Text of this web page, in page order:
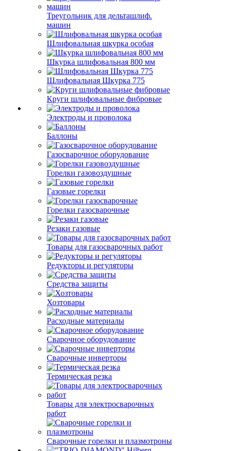
Треугольник для дельташлиф.
машин
Шлифовальная шкурка особая
Шкурка шлифовальная 800 мм
Шлифовальная Шкурка 775
Круги шлифовальные фибровые
Электроды и проволока
Баллоны
Газосварочное оборудование
Горелки газовоздушные
Газовые горелки
Горелки газосварочные
Резаки газовые
Товары для газосварочных работ
Редукторы и регуляторы
Средства защиты
Хозтовары
Расходные материалы
Сварочное оборудование
Сварочные инверторы
Термическая резка
Товары для электросварочных
работ
Сварочные горелки и плазмотроны